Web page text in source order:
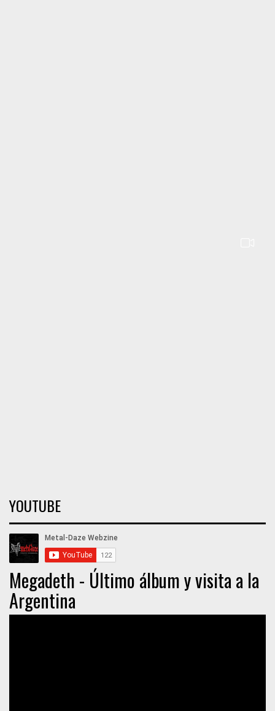
YOUTUBE
Megadeth - Último álbum y visita a la
Argentina